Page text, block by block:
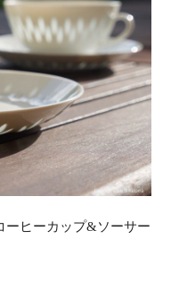
ーヒーカップ&ソーサー